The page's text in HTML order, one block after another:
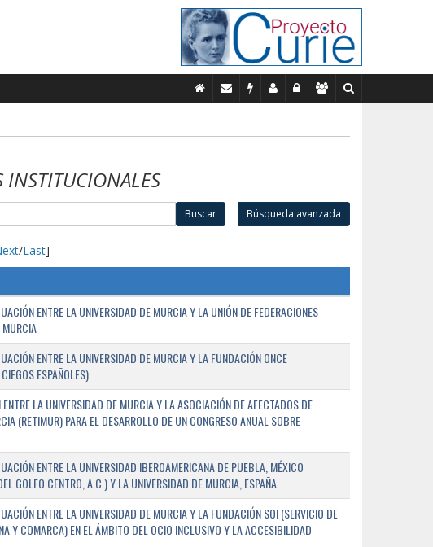
INSTITUCIONALES
Buscar Búsqueda avanzada
/Last]
ENTRE LA UNIVERSIDAD DE MURCIA Y LA UNIÓN DE FEDERACIONES
MURCIA
ENTRE LA UNIVERSIDAD DE MURCIA Y LA FUNDACIÓN ONCE
ESPAÑOLES)
LA UNIVERSIDAD DE MURCIA Y LA ASOCIACIÓN DE AFECTADOS DE
(RETIMUR) PARA EL DESARROLLO DE UN CONGRESO ANUAL SOBRE
ENTRE LA UNIVERSIDAD IBEROAMERICANA DE PUEBLA, MÉXICO
GOLFO CENTRO, A.C.) Y LA UNIVERSIDAD DE MURCIA, ESPAÑA
ENTRE LA UNIVERSIDAD DE MURCIA Y LA FUNDACIÓN SOI (SERVICIO DE
Y COMARCA) EN EL ÁMBITO DEL OCIO INCLUSIVO Y LA ACCESIBILIDAD